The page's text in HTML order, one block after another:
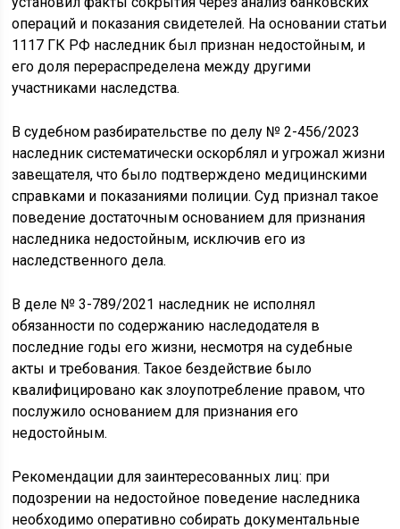
операций и показания свидетелей. На основании статьи
1117 ГК РФ наследник был признан недостойным, и
его доля перераспределена между другими
участниками наследства.
В судебном разбирательстве по делу № 2-456/2023
наследник систематически оскорблял и угрожал жизни
завещателя, что было подтверждено медицинскими
справками и показаниями полиции. Суд признал такое
поведение достаточным основанием для признания
наследника недостойным, исключив его из
наследственного дела.
В деле № 3-789/2021 наследник не исполнял
обязанности по содержанию наследодателя в
последние годы его жизни, несмотря на судебные
акты и требования. Такое бездействие было
квалифицировано как злоупотребление правом, что
послужило основанием для признания его
недостойным.
Рекомендации для заинтересованных лиц: при
подозрении на недостойное поведение наследника
необходимо оперативно собирать документальные